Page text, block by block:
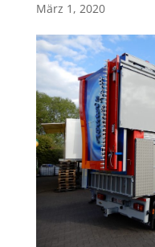
März 1, 2020